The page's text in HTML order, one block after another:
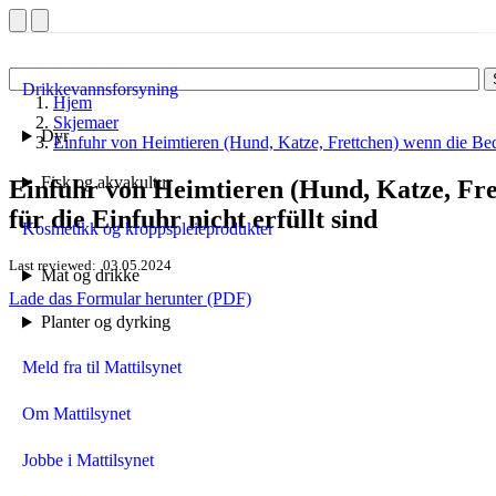
Drikkevannsforsyning
Dyr
Fisk og akvakultur
Kosmetikk og kroppspleieprodukter
Mat og drikke
Planter og dyrking
Meld fra til Mattilsynet
Om Mattilsynet
Jobbe i Mattilsynet
Hjem
Skjemaer
Einfuhr von Heimtieren (Hund, Katze, Frettchen) wenn die
Einfuhr von Heimtieren (Hund, Katze,
für die Einfuhr nicht erfüllt sind
Last reviewed 03.05.2024
Lade das Formular herunter (PDF)